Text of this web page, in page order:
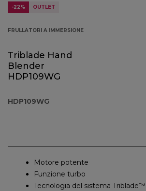
-22% OUTLET
FRULLATORI A IMMERSIONE
Triblade Hand
Blender
HDP109WG
HDP109WG
Motore potente
Funzione turbo
Tecnologia del sistema Triblade™